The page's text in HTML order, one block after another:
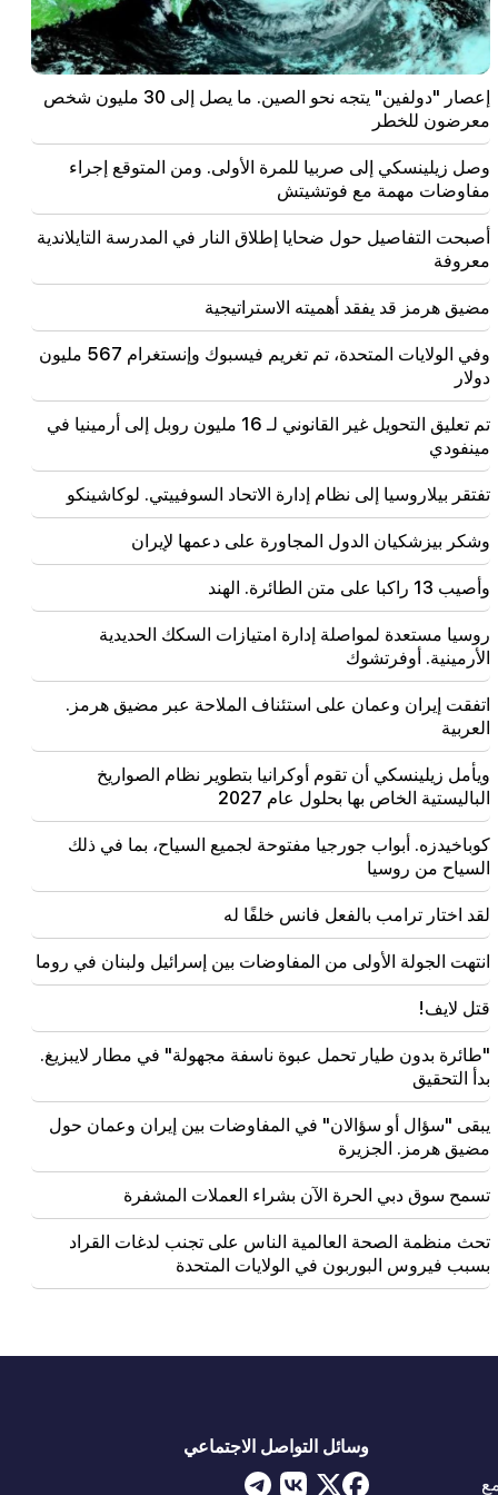
20:00
لقد كان فخرًا لا يوصف عندما تم عزف النشيد الوطني
لجمهورية أرمينيا في باكو. زانا أندرياسيان
19:50
روسيا أسقطت القطار العسكري بطائرة "إسكندر". القاضي
في قضية فيهابار يتنحى (فيديو)
19:38
وكان القاضي أرمينيا. ناريك كارابتيان
19:17
ربما البريد لا يعمل بشكل جيد. المطران ناثان عن صمت
بطريرك القسطنطينية
19:01
مليون دولار
18:51
تم تعليق التحويل غير القانوني لـ 16 مليون روبل إلى أرمينيا
في مينفودي
18:30
سيتم مصادرة 4 ملايين و454 ألف درام من الرئيس السابق
لمجتمع تاتيف مراد سيمونيان
18:19
تفتقر بيلاروسيا إلى نظام إدارة الاتحاد السوفييتي. لوكاشينكو
09:45
يجب حماية الكنيسة الأرمنية في كل مكان، لكن السبيل
لإنهاء كل هذا هو تغيير السلطة. تيغران أبراهاميان
09:28
سيحاولون الفوز بقلب ساسون. "النشر"
09:11
"النشر". أريك هاروتيونيان "المتسول لن يكون له بطن؟"
إعصار "دولفين" يتجه نحو الصين. ما يصل إلى 30 مليون شخص
معرضون للخطر
وصل زيلينسكي إلى صربيا للمرة الأولى. ومن المتوقع إجراء
مفاوضات مهمة مع فوتشيتش
أصبحت التفاصيل حول ضحايا إطلاق النار في المدرسة التايلاندية
معروفة
مضيق هرمز قد يفقد أهميته الاستراتيجية
وفي الولايات المتحدة، تم تغريم فيسبوك وإنستغرام 567 مليون
دولار
تم تعليق التحويل غير القانوني لـ 16 مليون روبل إلى أرمينيا في
مينفودي
تفتقر بيلاروسيا إلى نظام إدارة الاتحاد السوفييتي. لوكاشينكو
وشكر بيزشكيان الدول المجاورة على دعمها لإيران
وأصيب 13 راكبا على متن الطائرة. الهند
روسيا مستعدة لمواصلة إدارة امتيازات السكك الحديدية
الأرمينية. أوفرتشوك
اتفقت إيران وعمان على استئناف الملاحة عبر مضيق هرمز.
العربية
ويأمل زيلينسكي أن تقوم أوكرانيا بتطوير نظام الصواريخ
الباليستية الخاص بها بحلول عام 2027
كوباخيدزه. أبواب جورجيا مفتوحة لجميع السياح، بما في ذلك
السياح من روسيا
لقد اختار ترامب بالفعل فانس خلفًا له
انتهت الجولة الأولى من المفاوضات بين إسرائيل ولبنان في روما
قتل لايف!
"طائرة بدون طيار تحمل عبوة ناسفة مجهولة" في مطار لايبزيغ.
بدأ التحقيق
يبقى "سؤال أو سؤالان" في المفاوضات بين إيران وعمان حول
مضيق هرمز. الجزيرة
تسمح سوق دبي الحرة الآن بشراء العملات المشفرة
تحث منظمة الصحة العالمية الناس على تجنب لدغات القراد
بسبب فيروس البوربون في الولايات المتحدة
وسائل التواصل الاجتماعي